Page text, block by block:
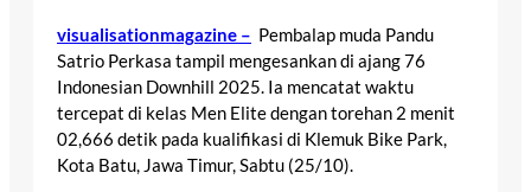
visualisationmagazine – Pembalap muda Pandu
Satrio Perkasa tampil mengesankan di ajang 76
Indonesian Downhill 2025. Ia mencatat waktu
tercepat di kelas Men Elite dengan torehan 2 menit
02,666 detik pada kualifikasi di Klemuk Bike Park,
Kota Batu, Jawa Timur, Sabtu (25/10).